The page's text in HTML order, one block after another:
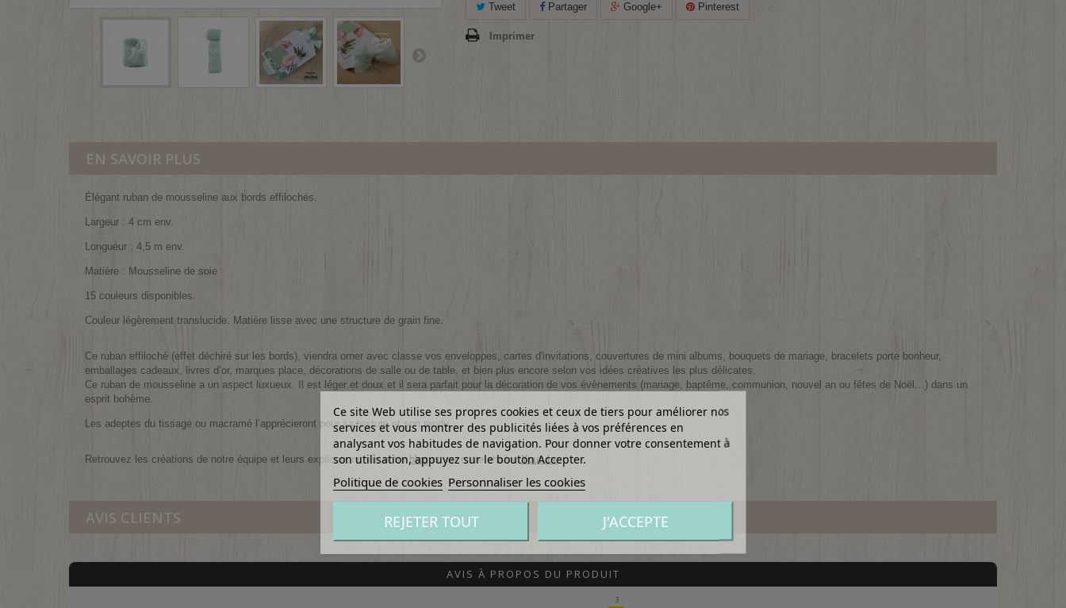
Tweet Partager Google+ Pinterest
Imprimer
EN SAVOIR PLUS
Élégant ruban de mousseline aux bords effilochés.
Largeur : 4 cm env.
Longueur : 4,5 m env.
Matière : Mousseline de soie
15 couleurs disponibles.
Couleur légèrement translucide. Matière lisse avec une structure de grain fine.
Ce ruban effiloché (effet déchiré sur les bords), viendra orner avec classe vos enveloppes, cartes d'invitations, couvertures de mini albums, bouquets de mariage, bracelets porte bonheur,
emballages cadeaux, livres d’or, marques place, décorations de salle ou de table, et bien plus encore selon vos idées créatives les plus délicates.
Ce ruban de mousseline a un aspect luxueux. Il est léger et doux et il sera parfait pour la décoration de vos évènements (mariage, baptême, communion, nouvel an ou fêtes de Noël…) dans un
esprit bohème.
Les adeptes du tissage ou macramé l’apprécieront pour sa texture et son rendu.
Retrouvez les créations de notre équipe et leurs explications sur notrebloget sur notre chaîneYoutube.
AVIS CLIENTS
AVIS À PROPOS DU PRODUIT
3
Ce site Web utilise ses propres cookies et ceux de tiers pour améliorer nos
services et vous montrer des publicités liées à vos préférences en
analysant vos habitudes de navigation. Pour donner votre consentement à
son utilisation, appuyez sur le bouton Accepter.
Politique de cookies Personnaliser les cookies
REJETER TOUT J'ACCEPTE